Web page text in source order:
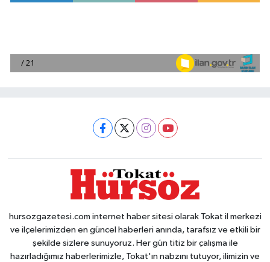
hursozgazetesi.com internet haber sitesi olarak Tokat il merkezi
ve ilçelerimizden en güncel haberleri anında, tarafsız ve etkili bir
şekilde sizlere sunuyoruz. Her gün titiz bir çalışma ile
hazırladığımız haberlerimizle, Tokat'ın nabzını tutuyor, ilimizin ve